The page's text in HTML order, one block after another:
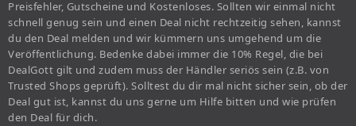
Preisfehler, Gutscheine und Kostenloses. Sollten wir einmal nicht
schnell genug sein und einen Deal nicht rechtzeitig sehen, kannst
du den Deal melden und wir kümmern uns umgehend um die
Veröffentlichung. Bedenke dabei immer die 10% Regel, die bei
DealGott gilt und zudem muss der Händler seriös sein (z.B. von
Trusted Shops geprüft). Solltest du dir mal nicht sicher sein, ob der
Deal gut ist, kannst du uns gerne um Hilfe bitten und wie prüfen
den Deal für dich.